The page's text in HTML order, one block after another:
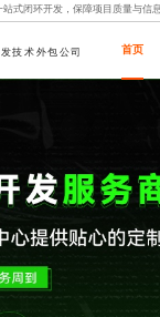
式闭环开发，保障项目质量与信
技术外包公司 首页